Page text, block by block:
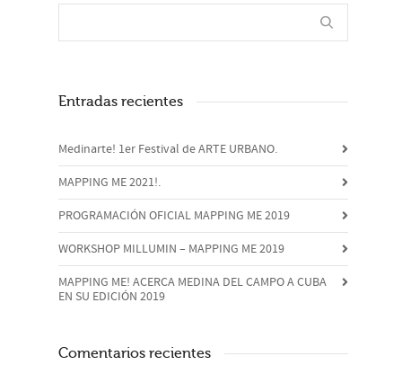
Entradas recientes
Medinarte! 1er Festival de ARTE URBANO.
MAPPING ME 2021!.
PROGRAMACIÓN OFICIAL MAPPING ME 2019
WORKSHOP MILLUMIN – MAPPING ME 2019
MAPPING ME! ACERCA MEDINA DEL CAMPO A CUBA
EN SU EDICIÓN 2019
Comentarios recientes